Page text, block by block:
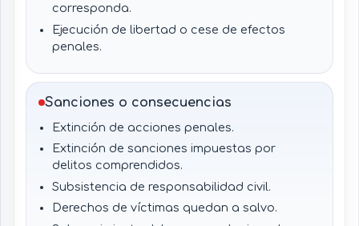
corresponda.
Ejecución de libertad o cese de efectos
penales.
en casos específicos.
Sanciones o consecuencias
Extinción de acciones penales.
Extinción de sanciones impuestas por
delitos comprendidos.
Subsistencia de responsabilidad civil.
Derechos de víctimas quedan a salvo.